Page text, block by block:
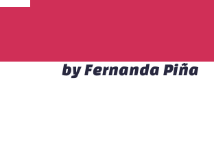
byFernanda Piña